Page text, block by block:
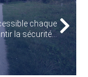
chaque
la sécurité...